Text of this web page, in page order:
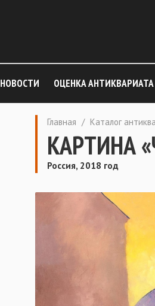
НОВОСТИ ОЦЕНКА АНТИКВАРИАТА
Главная / Каталог
КАРТИНА
Россия, 2018 год